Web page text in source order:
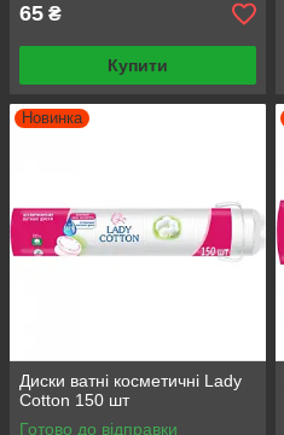
65 ₴
Купити
Новинка
Диски ватні косметичнi Lady
Cotton 150 шт
Готово до відправки